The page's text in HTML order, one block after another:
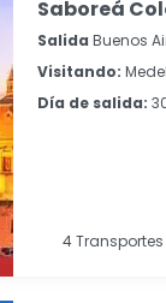
Saboreá
Salida Buenos
Visitando:
Día de salida:
4Transportes